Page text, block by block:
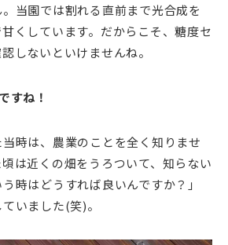
当園では割れる直前まで光合成を
くしています。だからこそ、糖度セ
しないといけませんね。
すね！
時は、農業のことを全く知りませ
は近くの畑をうろついて、知らない
時はどうすれば良いんですか？」
いました(笑)。